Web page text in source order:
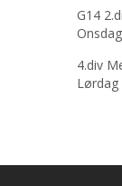
G14
4.div
Lørdag